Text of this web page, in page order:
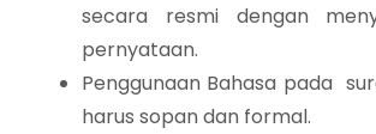
secara resmi dengan
pernyataan.
Penggunaan Bahasa pada
harus sopan dan formal.